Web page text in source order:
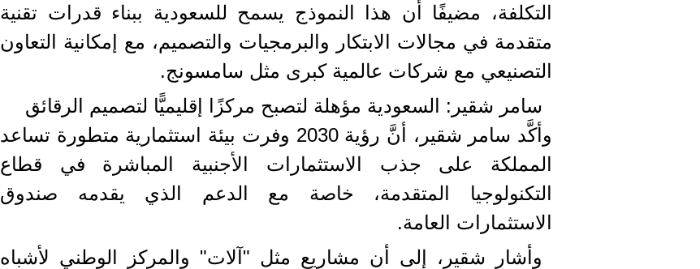
التكلفة، مضيفًا أن هذا النموذج يسمح للسعودية ببناء قدرات تقنية
متقدمة في مجالات الابتكار والبرمجيات والتصميم، مع إمكانية التعاون
التصنيعي مع شركات عالمية كبرى مثل سامسونج.
سامر شقير: السعودية مؤهلة لتصبح مركزًا إقليميًّا لتصميم الرقائق
وأكَّد سامر شقير، أنَّ رؤية 2030 وفرت بيئة استثمارية متطورة تساعد
المملكة على جذب الاستثمارات الأجنبية المباشرة في قطاع
التكنولوجيا المتقدمة، خاصة مع الدعم الذي يقدمه صندوق
الاستثمارات العامة.
وأشار شقير، إلى أن مشاريع مثل "آلات" والمركز الوطني لأشباه